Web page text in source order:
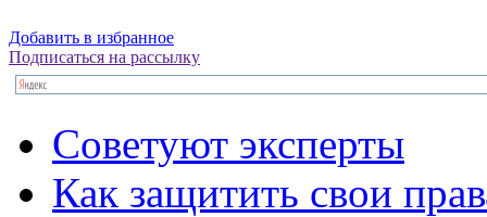
Добавить в избранное
Подписаться на рассылку
Советуют эксперты
Как защитить свои